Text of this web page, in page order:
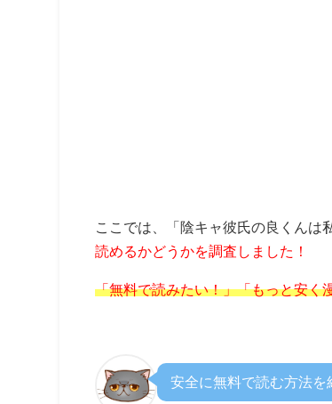
ここでは、「 陰キャ彼氏の良くんは
読めるかどうかを調査しました！
「無料で読みたい！」「もっと安く
安全に無料で読む方法を